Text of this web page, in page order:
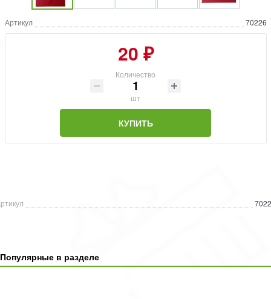
Артикул 70226
20 ₽
Количество
шт
КУПИТЬ
Популярные в разделе